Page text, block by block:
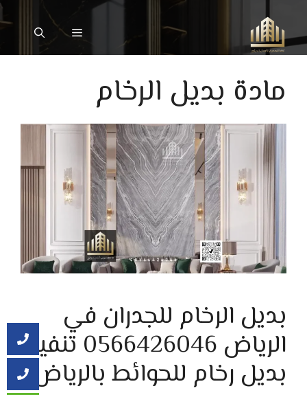
المحتوى
القائمة
مادة بديل الرخام
بديل الرخام للجدران في
الرياض 0566426046 تنفيذ
بديل رخام للحوائط بالرياض